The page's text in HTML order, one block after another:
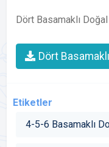
Dört Basamaklı Doğal
Dört
Etiketler
4-5-6 Basamaklı